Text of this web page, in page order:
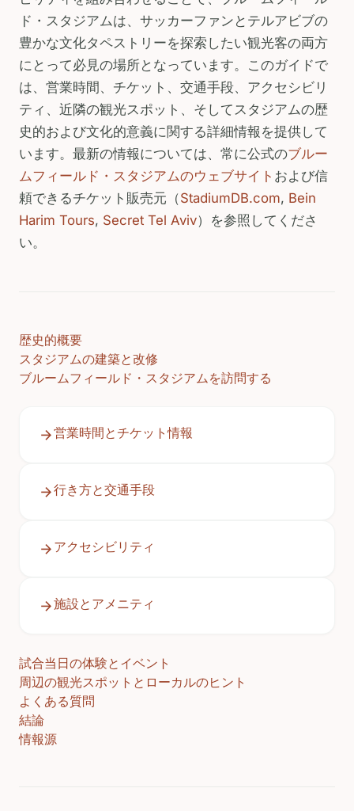
ド・スタジアムは、サッカーファンとテルアビブの
豊かな文化タペストリーを探索したい観光客の両方
にとって必見の場所となっています。このガイドで
は、営業時間、チケット、交通手段、アクセシビリ
ティ、近隣の観光スポット、そしてスタジアムの歴
史的および文化的意義に関する詳細情報を提供して
います。最新の情報については、常に公式のブルー
ムフィールド・スタジアムのウェブサイト および信
頼できるチケット販売元（StadiumDB.com, Bein
Harim Tours, Secret Tel Aviv）を参照してくださ
い。
歴史的概要
スタジアムの建築と改修
ブルームフィールド・スタジアムを訪問する
営業時間とチケット情報
行き方と交通手段
アクセシビリティ
施設とアメニティ
試合当日の体験とイベント
周辺の観光スポットとローカルのヒント
よくある質問
結論
情報源